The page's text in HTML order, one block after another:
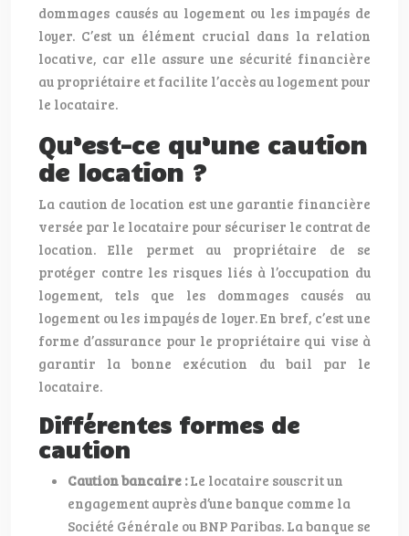
dommages causés au logement ou les impayés de
loyer. C’est un élément crucial dans la relation
locative, car elle assure une sécurité financière
au propriétaire et facilite l’accès au logement pour
le locataire.
Qu’est-ce qu’une caution
de location ?
La caution de location est une garantie financière
versée par le locataire pour sécuriser le contrat de
location. Elle permet au propriétaire de se
protéger contre les risques liés à l’occupation du
logement, tels que les dommages causés au
logement ou les impayés de loyer. En bref, c’est une
forme d’assurance pour le propriétaire qui vise à
garantir la bonne exécution du bail par le
locataire.
Différentes formes de
caution
Caution bancaire :Le locataire souscrit un
engagement auprès d’une banque comme la
Société Générale ou BNP Paribas. La banque se